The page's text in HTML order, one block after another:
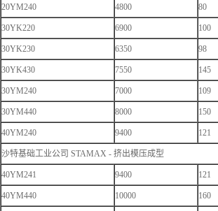
20YM240 4800 80
30YK220 6900 100
30YK230 6350 98
30YK430 7550 145
30YM240 7000 109
30YM440 8000 150
40YM240 9400 121
沙特基础工业公司 STAMAX - 挤出模压成型
40YM241 9400 121
40YM440 10000 160